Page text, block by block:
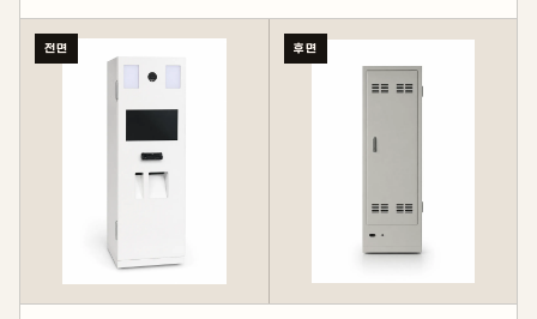
전면 후면